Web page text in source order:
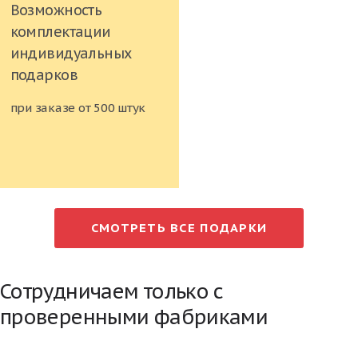
Возможность
комплектации
индивидуальных
подарков
при заказе от 500 штук
СМОТРЕТЬ ВСЕ ПОДАРКИ
Сотрудничаем только с
проверенными фабриками